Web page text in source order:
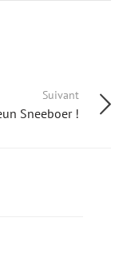
Suivant
Sneeboer !